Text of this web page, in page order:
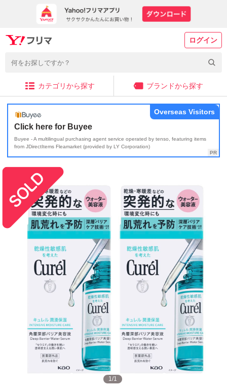
ログイン
カテゴリから探す ブランドから探す
Click here for Buyee
Buyee - A multilingual purchasing agent service operated by tenso, featuring items
from JDirectItems Fleamarket (provided by LY Corporation)
Overseas Visitors
1/1